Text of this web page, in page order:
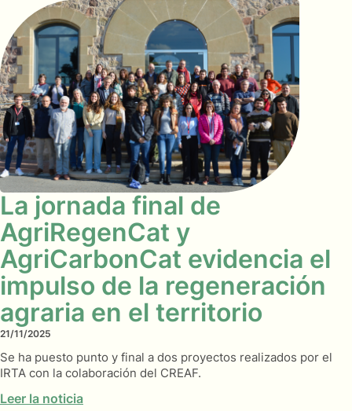
La jornada final de
AgriRegenCat y
AgriCarbonCat evidencia el
impulso de la regeneración
agraria en el territorio
21/11/2025
Se ha puesto punto y final a dos proyectos realizados por el
IRTA con la colaboración del CREAF.
Leer la noticia